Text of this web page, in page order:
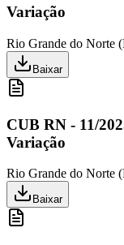
Variação
Rio Grande do Norte (
Baixar
CUB RN - 11/
Variação
Rio Grande do Norte (
Baixar